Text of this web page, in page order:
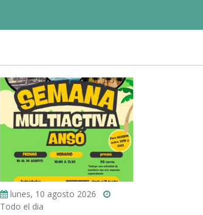
lunes, 10 agosto 2026
Todo el dia